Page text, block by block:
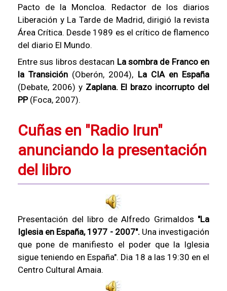
Pacto de la Moncloa. Redactor de los diarios
Liberación y La Tarde de Madrid, dirigió la revista
Área Crítica. Desde 1989 es el crítico de flamenco
del diario El Mundo.
Entre sus libros destacan La sombra de Franco en
la Transición (Oberón, 2004), La CIA en España
(Debate, 2006) y Zaplana. El brazo incorrupto del
PP(Foca, 2007).
Cuñas en "Radio Irun"
anunciando la presentación
del libro
Presentación del libro de Alfredo Grimaldos "La
Iglesia en España, 1977 - 2007". Una investigación
que pone de manifiesto el poder que la Iglesia
sigue teniendo en España". Dia 18 a las 19:30 en el
Centro Cultural Amaia.